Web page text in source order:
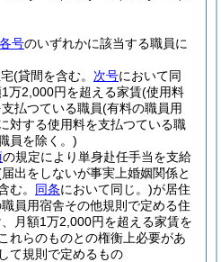
号のいずれかに該当する職員に
(貸間を含む。 次号において同
万2,000円を超える家賃(使用料
支払つている職員(有料の職員用
対する使用料を支払つている職
員を除く。)
の規定により単身赴任手当を支給
出をしないが事実上婚姻関係と
む。 同条において同じ。)が居住
員用宿舎その他規則で定める住
月額1万2,000円を超える家賃を
れらのものとの権衡上必要があ
て規則で定めるもの